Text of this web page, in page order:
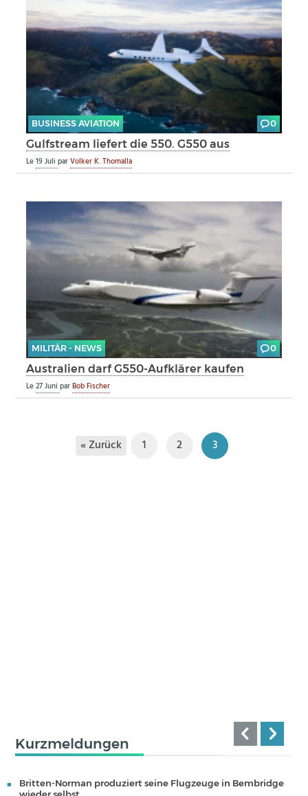
BUSINESS AVIATION 0
Gulfstream liefert die 550. G550 aus
Le19 JuliparVolker K. Thomalla
MILITÄR - NEWS 0
Australien darf G550-Aufklärer kaufen
Le27 JuniparBob Fischer
« Zurück 1 2 3
Kurzmeldungen
Britten-Norman produziert seine Flugzeuge in Bembridge
wieder selbst